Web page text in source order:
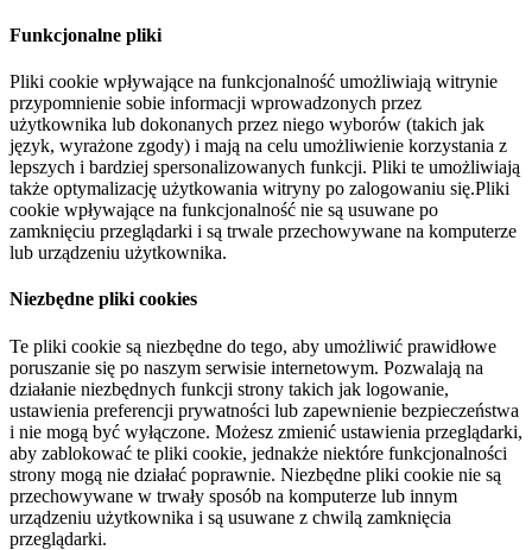
Funkcjonalne pliki
Pliki cookie wpływające na funkcjonalność umożliwiają witrynie
przypomnienie sobie informacji wprowadzonych przez
użytkownika lub dokonanych przez niego wyborów (takich jak
język, wyrażone zgody) i mają na celu umożliwienie korzystania z
lepszych i bardziej spersonalizowanych funkcji. Pliki te umożliwiają
także optymalizację użytkowania witryny po zalogowaniu się.Pliki
cookie wpływające na funkcjonalność nie są usuwane po
zamknięciu przeglądarki i są trwale przechowywane na komputerze
lub urządzeniu użytkownika.
Niezbędne pliki cookies
Te pliki cookie są niezbędne do tego, aby umożliwić prawidłowe
poruszanie się po naszym serwisie internetowym. Pozwalają na
działanie niezbędnych funkcji strony takich jak logowanie,
ustawienia preferencji prywatności lub zapewnienie bezpieczeństwa
i nie mogą być wyłączone. Możesz zmienić ustawienia przeglądarki,
aby zablokować te pliki cookie, jednakże niektóre funkcjonalności
strony mogą nie działać poprawnie. Niezbędne pliki cookie nie są
przechowywane w trwały sposób na komputerze lub innym
urządzeniu użytkownika i są usuwane z chwilą zamknięcia
przeglądarki.